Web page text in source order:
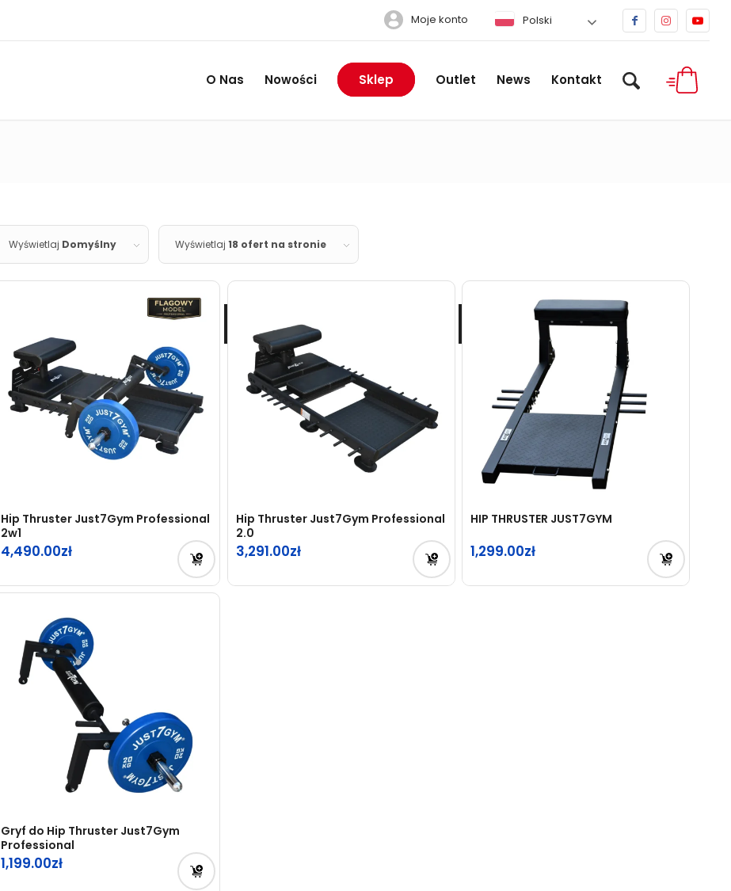
Moje konto Polski
O Nas Nowości Sklep Outlet News Kontakt
Wyświetlaj Domyślny Wyświetlaj 18 ofert na stronie
Hip Thruster Just7Gym Professional
2w1
4,490.00
Hip Thruster Just7Gym Professional
2.0
3,291.00
HIP THRUSTER JUST7GYM
1,299.00
Gryf do Hip Thruster Just7Gym
Professional
1,199.00